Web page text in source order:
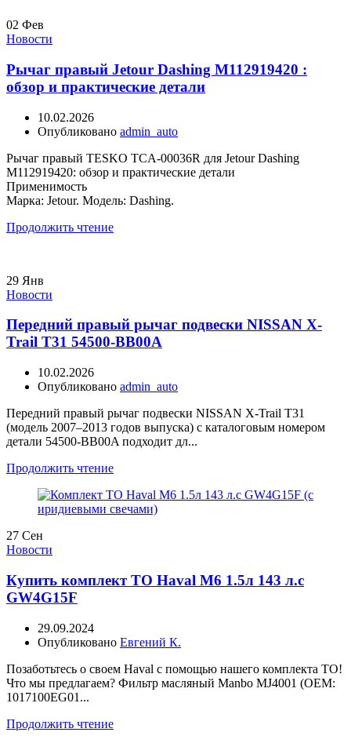
02 Фев
Новости
Рычаг правый Jetour Dashing M112919420 :
обзор и практические детали
10.02.2026
Опубликовано admin_auto
Рычаг правый TESKO TCA-00036R для Jetour Dashing
M112919420: обзор и практические детали
Применимость
Марка: Jetour. Модель: Dashing.
Продолжить чтение
29 Янв
Новости
Передний правый рычаг подвески NISSAN X-
Trail T31 54500-BB00A
10.02.2026
Опубликовано admin_auto
Передний правый рычаг подвески NISSAN X-Trail T31
(модель 2007–2013 годов выпуска) с каталоговым номером
детали 54500-BB00A подходит дл...
Продолжить чтение
27 Сен
Новости
Купить комплект ТО Haval M6 1.5л 143 л.с
GW4G15F
29.09.2024
Опубликовано Евгений К.
Позаботьтесь о своем Haval с помощью нашего комплекта ТО!
Что мы предлагаем? Фильтр масляный Manbo MJ4001 (OEM:
1017100EG01...
Продолжить чтение